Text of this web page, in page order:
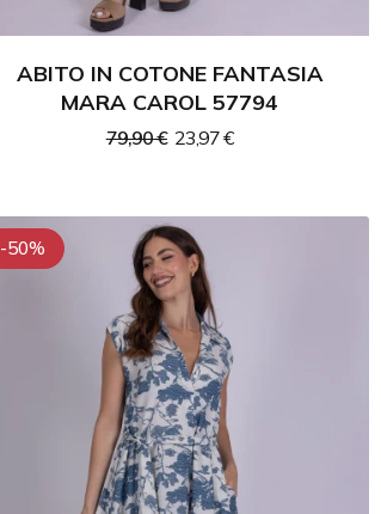
ABITO IN COTONE FANTASIA
MARA CAROL 57794
79,90 € 23,97 €
-50%